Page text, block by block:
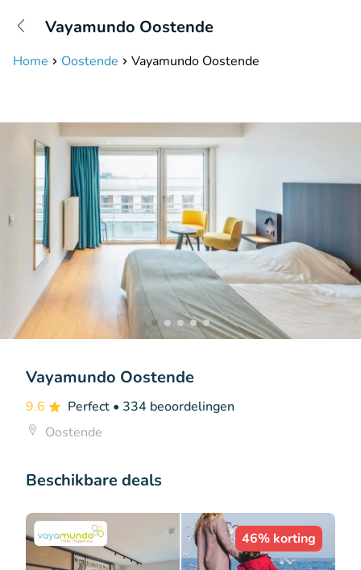
Vayamundo Oostende
Home Oostende Vayamundo Oostende
Vayamundo Oostende
9.6 Perfect • 334 beoordelingen
Oostende
Beschikbare deals
46% korting